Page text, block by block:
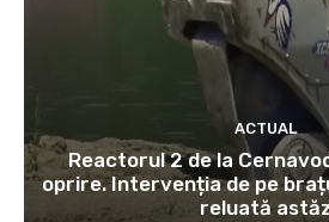
ACTUAL
Reactorul 2 de la
oprire. Intervenția de pe
reluată